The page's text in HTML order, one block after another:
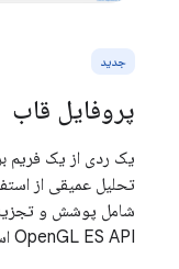
جدید
پروفایل قاب
یک ردی از یک فریم
OpenGL ES API است.